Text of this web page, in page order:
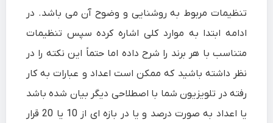
تنظیمات مربوط به روشنایی و وضوح آن می باشد. در
ادامه ابتدا به موارد کلی اشاره کرده سپس تنظیمات
متناسب با هر برند را شرح داده اما حتماً این نکته را در
نظر داشته باشید که ممکن است اعداد و عبارات به کار
رفته در تلویزیون شما با اصطلاحی دیگر بیان شده باشد
یا اعداد به صورت درصد و یا در بازه ای از 10 یا 20 قرار